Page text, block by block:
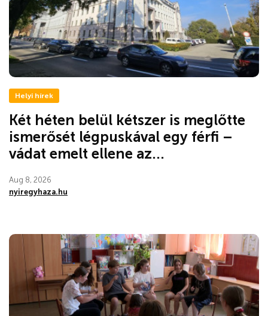
Helyi hírek
Két héten belül kétszer is meglőtte
ismerősét légpuskával egy férfi –
vádat emelt ellene az...
Aug 8, 2026
nyiregyhaza.hu